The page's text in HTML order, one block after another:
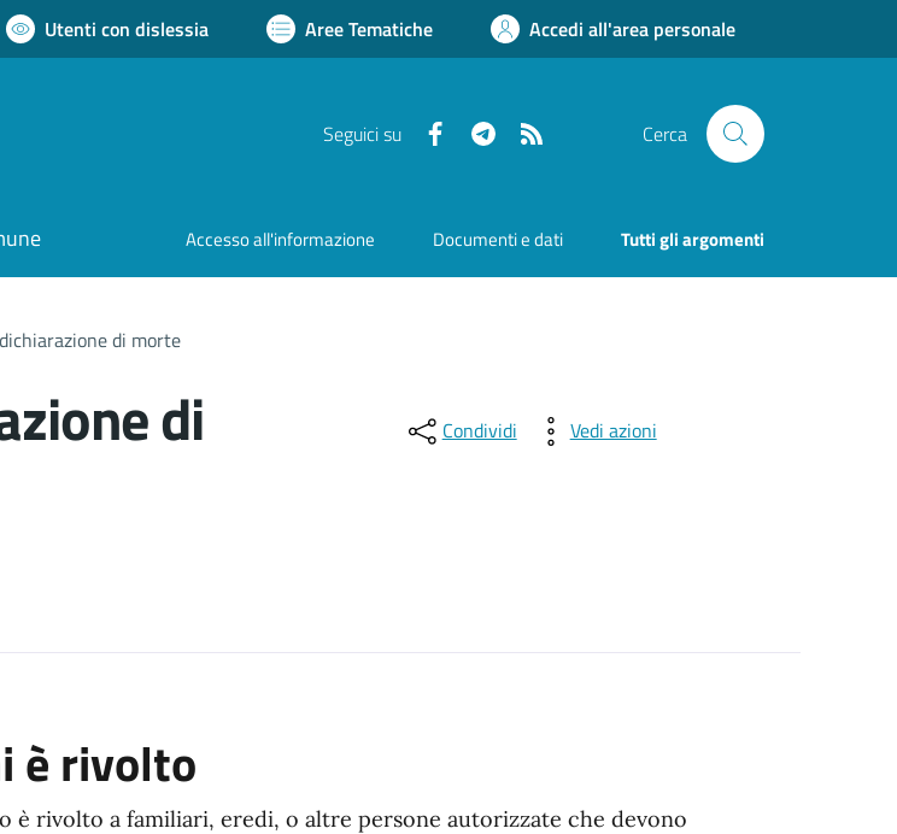
Utenti con dislessia Aree Tematiche Accedi all'area personale
Seguici su FacebookTelegram Cerca
Accesso all'informazione Documenti e dati Tutti gli argomenti
di morte
di
Condividi Vedi azioni
è rivolto
è rivolto a familiari, eredi, o altre persone autorizzate che devono